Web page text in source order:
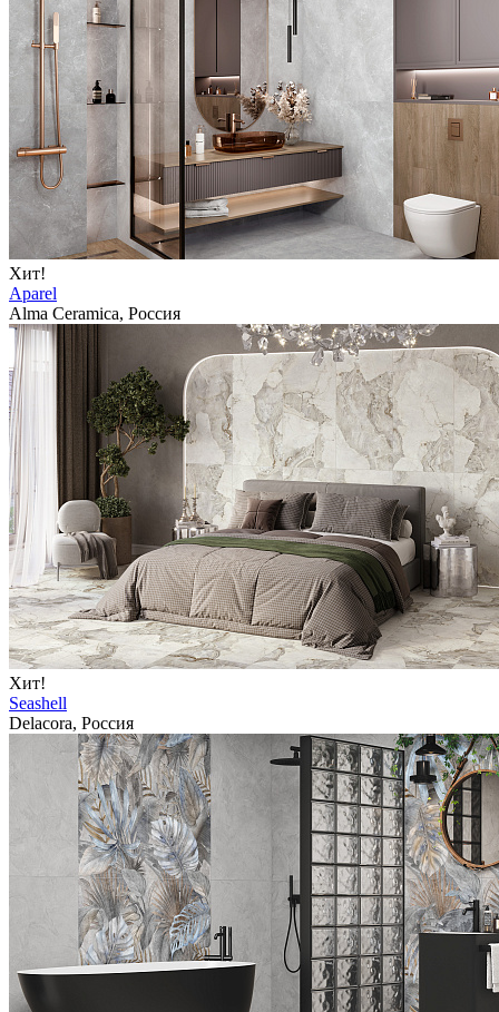
Хит!
Aparel
Alma Ceramica, Россия
Хит!
Seashell
Delacora, Россия